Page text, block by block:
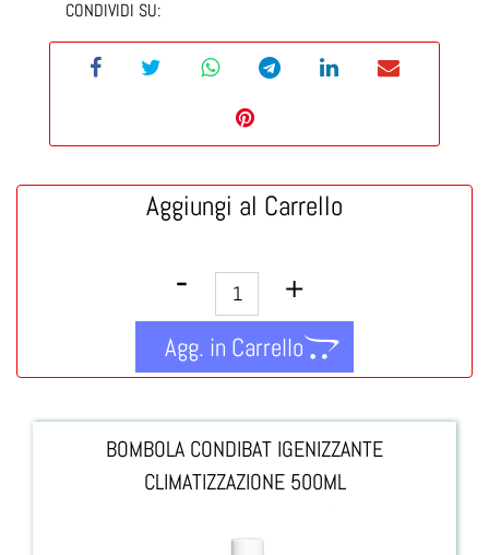
CONDIVIDI SU:
Aggiungi al Carrello
Quantità
Agg. in Carrello
BOMBOLA CONDIBAT IGENIZZANTE
CLIMATIZZAZIONE 500ML